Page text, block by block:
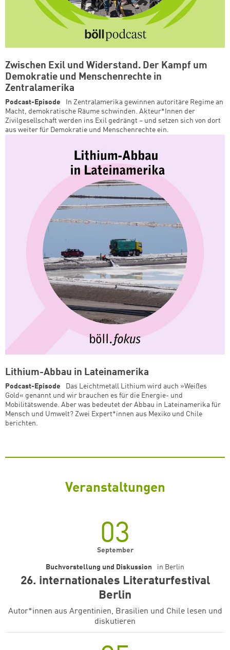
Zwischen Exil und Widerstand. Der Kampf um
Demokratie und Menschenrechte in
Zentralamerika
Podcast-Episode
In Zentralamerika gewinnen autoritäre Regime an
Macht, demokratische Räume schwinden. Akteur*Innen der
Zivilgesellschaft werden ins Exil gedrängt – und setzen sich von dort
aus weiter für Demokratie und Menschenrechte ein.
Lithium-Abbau in Lateinamerika
Podcast-Episode
Das Leichtmetall Lithium wird auch »Weißes
Gold« genannt und wir brauchen es für die Energie- und
Mobilitätswende. Aber was bedeutet der Abbau in Lateinamerika für
Mensch und Umwelt? Zwei Expert*innen aus Mexiko und Chile
berichten.
Veranstaltungen
03
September
26. internationales Literaturfestival
Berlin
Buchvorstellung und Diskussion in Berlin
Autor*innen aus Argentinien, Brasilien und Chile lesen und
diskutieren